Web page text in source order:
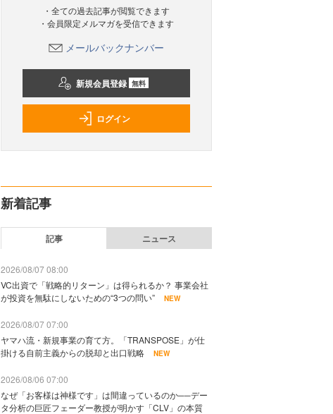
・全ての過去記事が閲覧できます
・会員限定メルマガを受信できます
メールバックナンバー
新規会員登録 無料
ログイン
新着記事
記事 ニュース
2026/08/07 08:00
VC出資で「戦略的リターン」は得られるか？ 事業会社
が投資を無駄にしないための“3つの問い”
NEW
2026/08/07 07:00
ヤマハ流・新規事業の育て方。「TRANSPOSE」が仕
掛ける自前主義からの脱却と出口戦略
NEW
2026/08/06 07:00
なぜ「お客様は神様です」は間違っているのか──デー
タ分析の巨匠フェーダー教授が明かす「CLV」の本質